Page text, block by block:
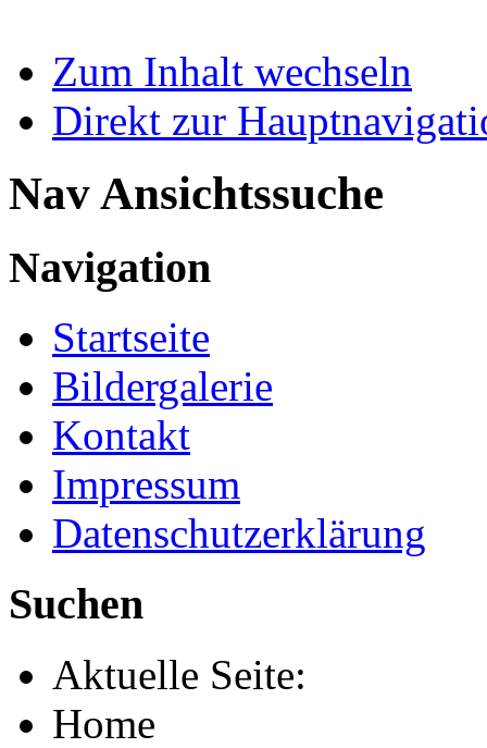
Zum Inhalt wechseln
Direkt zur
Nav Ansichtssuche
Navigation
Startseite
Bildergalerie
Kontakt
Impressum
Datenschutzerklärung
Suchen
Aktuelle Seite:
Home